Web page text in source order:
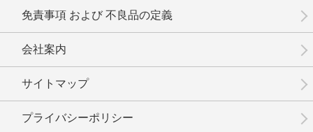
免責事項 および 不良品の定義
会社案内
サイトマップ
プライバシーポリシー